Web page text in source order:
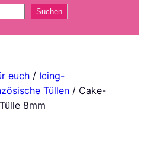
Suchen
euch/ Icing-
Tüllen/ Cake-
8mm